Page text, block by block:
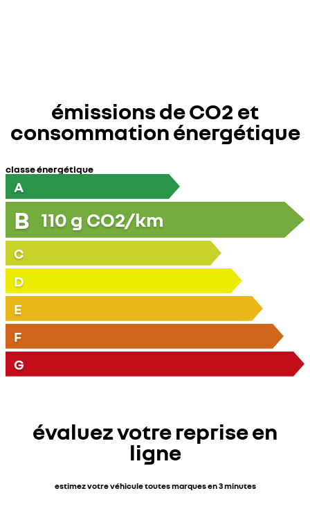
émissions de CO2 et
consommation énergétique
classe énergétique
A
B 110 g CO2/km
C
D
E
F
G
évaluez votre reprise en
ligne
estimez votre véhicule toutes marques en 3 minutes